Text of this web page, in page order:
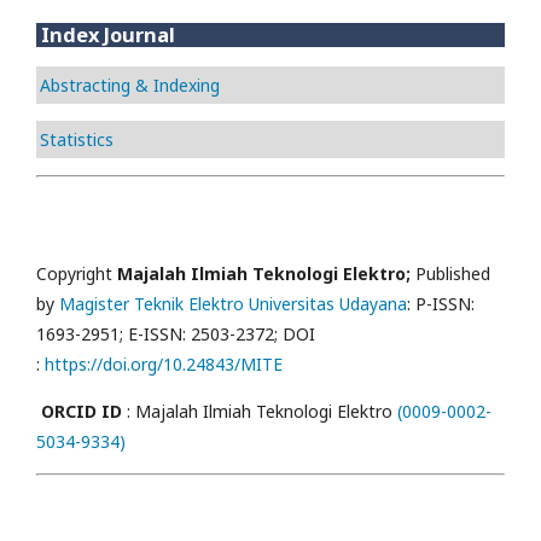
Index Journal
Abstracting & Indexing
Statistics
Copyright Majalah Ilmiah Teknologi Elektro; Published
by Magister Teknik Elektro Universitas Udayana: P-ISSN:
1693-2951; E-ISSN: 2503-2372; DOI
: https://doi.org/10.24843/MITE
ORCID ID : Majalah Ilmiah Teknologi Elektro (0009-0002-
5034-9334)